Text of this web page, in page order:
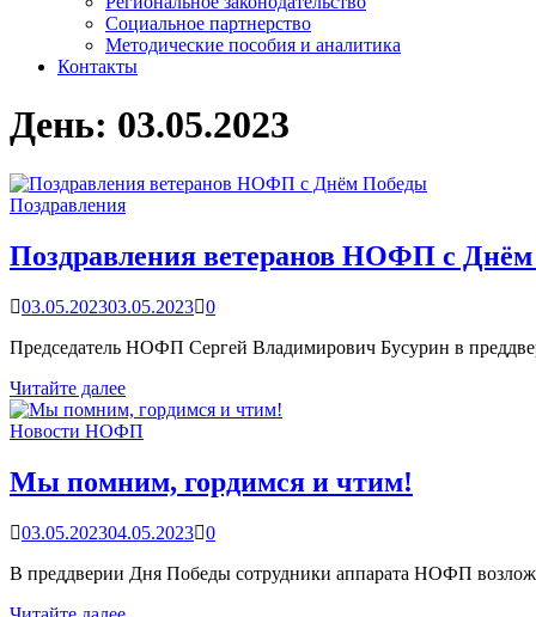
Социальное партнерство
Методические пособия и аналитика
Контакты
День: 03.05.2023
Поздравления
Поздравления ветеранов НОФП с
03.05.202303.05.2023 0
Председатель НОФП Сергей Владимирович Бусурин в
Поздравления
ветеранов
НОФП
Днём
Победы
Читайте далее
Новости НОФП
Мы помним, гордимся и чтим!
03.05.202304.05.2023 0
В преддверии Дня Победы сотрудники аппарата НОФП
Мы